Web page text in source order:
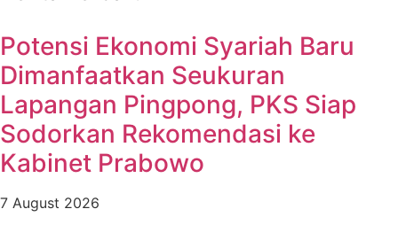
Potensi Ekonomi Syariah Baru
Dimanfaatkan Seukuran
Lapangan Pingpong, PKS Siap
Sodorkan Rekomendasi ke
Kabinet Prabowo
7 August 2026